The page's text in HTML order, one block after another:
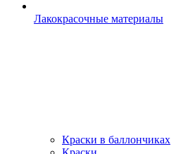
Лакокрасочные материалы
Краски в баллончиках